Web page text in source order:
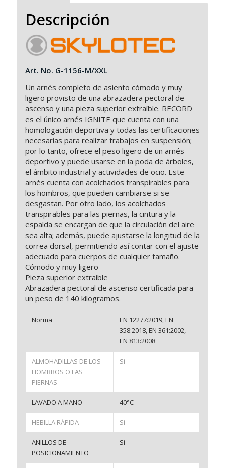
Descripción
Art. No. G-1156-M/XXL
Un arnés completo de asiento cómodo y muy
ligero provisto de una abrazadera pectoral de
ascenso y una pieza superior extraíble. RECORD
es el único arnés IGNITE que cuenta con una
homologación deportiva y todas las certificaciones
necesarias para realizar trabajos en suspensión;
por lo tanto, ofrece el peso ligero de un arnés
deportivo y puede usarse en la poda de árboles,
el ámbito industrial y actividades de ocio. Este
arnés cuenta con acolchados transpirables para
los hombros, que pueden cambiarse si se
desgastan. Por otro lado, los acolchados
transpirables para las piernas, la cintura y la
espalda se encargan de que la circulación del aire
sea alta; además, puede ajustarse la longitud de la
correa dorsal, permitiendo así contar con el ajuste
adecuado para cuerpos de cualquier tamaño.
Cómodo y muy ligero
Pieza superior extraíble
Abrazadera pectoral de ascenso certificada para
un peso de 140 kilogramos.
Norma
EN 12277:2019, EN
358:2018, EN 361:2002,
EN 813:2008
ALMOHADILLAS DE LOS
HOMBROS O LAS
PIERNAS
Si
LAVADO A MANO 40°C
HEBILLA RÁPIDA Si
ANILLOS DE
POSICIONAMIENTO
Si